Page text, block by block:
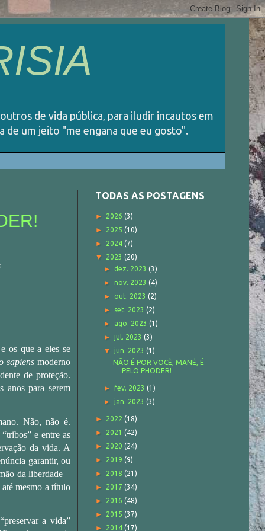
de vida pública, para iludir incautos em
de um jeito "me engana que eu gosto".
os que a eles se
sapiens moderno
de proteção.
anos para serem
Não, não é.
e entre as
da vida. A
garantir, ou
da liberdade –
mesmo a título
a vida”
TODAS AS POSTAGENS
► 2026 (3)
► 2025 (10)
► 2024 (7)
▼ 2023 (20)
► dez. 2023(3)
►nov. 2023(4)
► out. 2023(2)
► set. 2023(2)
► ago. 2023(1)
►jul. 2023(3)
▼jun. 2023(1)
NÃO É POR VOCÊ, MANÉ, É
PELO PHODER!
► fev. 2023(1)
►jan. 2023(3)
► 2022 (18)
► 2021 (42)
► 2020 (24)
► 2019 (9)
► 2018 (21)
► 2017 (34)
► 2016 (48)
► 2015 (37)
► 2014 (17)